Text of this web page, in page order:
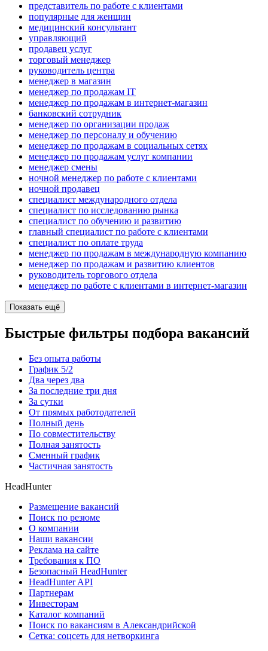
представитель по работе с клиентами
популярные для женщин
медицинский консультант
управляющий
продавец услуг
торговый менеджер
руководитель центра
менеджер в магазин
менеджер по продажам IT
менеджер по продажам в интернет-магазин
банковский сотрудник
менеджер по организации продаж
менеджер по персоналу и обучению
менеджер по продажам в социальных сетях
менеджер по продажам услуг компании
менеджер смены
ночной менеджер по работе с клиентами
ночной продавец
специалист международного отдела
специалист по исследованию рынка
специалист по обучению и развитию
главный специалист по работе с клиентами
специалист по оплате труда
менеджер по продажам в международную компанию
менеджер по продажам и развитию клиентов
руководитель торгового отдела
менеджер по работе с клиентами в интернет-магазин
Показать ещё
Быстрые фильтры подбора вакансий
Без опыта работы
График 5/2
Два через два
За последние три дня
За сутки
От прямых работодателей
Полный день
По совместительству
Полная занятость
Сменный график
Частичная занятость
HeadHunter
Размещение вакансий
Поиск по резюме
О компании
Наши вакансии
Реклама на сайте
Требования к ПО
Безопасный HeadHunter
HeadHunter API
Партнерам
Инвесторам
Каталог компаний
Поиск по вакансиям в Александрийской
Сетка: соцсеть для нетворкинга